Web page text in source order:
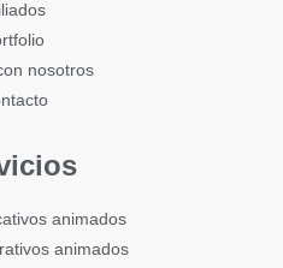
nosotros
animados
animados